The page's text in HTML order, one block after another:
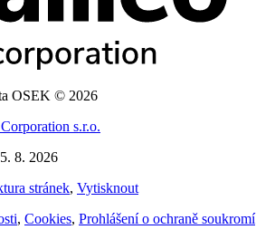
OSEK © 2026
s.r.o.
8. 2026
stránek, Vytisknout
, Cookies, Prohlášení o ochraně soukromí